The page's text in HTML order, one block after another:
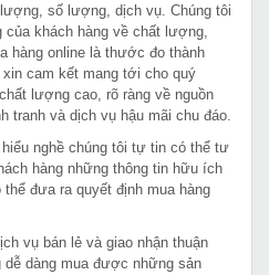
số lượng, dịch vụ. Chúng tôi
khách hàng về chất lượng,
hàng online là thước đo thành
cam kết mang tới cho quý
lượng cao, rõ ràng về nguồn
tranh và dịch vụ hậu mãi chu đáo.
nghề chúng tôi tự tin có thể tư
hàng những thông tin hữu ích
đưa ra quyết định mua hàng
vụ bán lẻ và giao nhận thuận
dễ dàng mua được những sản